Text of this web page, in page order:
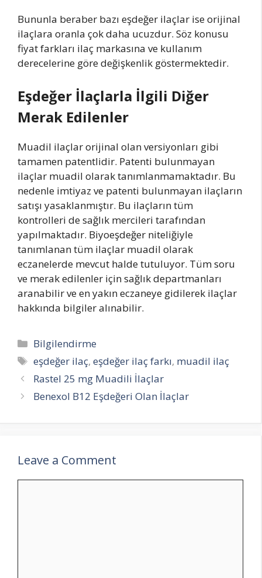
Bununla beraber bazı eşdeğer ilaçlar ise orijinal
ilaçlara oranla çok daha ucuzdur. Söz konusu
fiyat farkları ilaç markasına ve kullanım
derecelerine göre değişkenlik göstermektedir.
Eşdeğer İlaçlarla İlgili Diğer
Merak Edilenler
Muadil ilaçlar orijinal olan versiyonları gibi
tamamen patentlidir. Patenti bulunmayan
ilaçlar muadil olarak tanımlanmamaktadır. Bu
nedenle imtiyaz ve patenti bulunmayan ilaçların
satışı yasaklanmıştır. Bu ilaçların tüm
kontrolleri de sağlık mercileri tarafından
yapılmaktadır. Biyoeşdeğer niteliğiyle
tanımlanan tüm ilaçlar muadil olarak
eczanelerde mevcut halde tutuluyor. Tüm soru
ve merak edilenler için sağlık departmanları
aranabilir ve en yakın eczaneye gidilerek ilaçlar
hakkında bilgiler alınabilir.
Categories
Bilgilendirme
Tags
eşdeğer ilaç,eşdeğer ilaç farkı, muadil ilaç
Rastel 25 mg Muadili İlaçlar
Benexol B12 Eşdeğeri Olan İlaçlar
Leave a Comment